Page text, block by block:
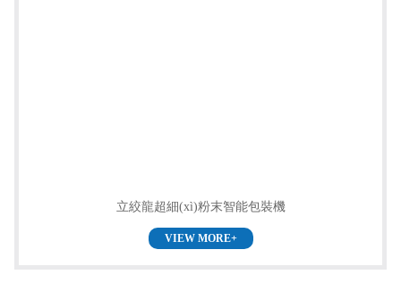
立絞龍超細(xì)粉末智能包裝機
VIEW MORE+